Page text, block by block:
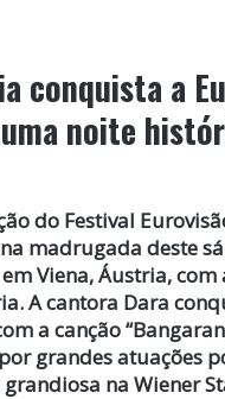
conquista a
noite
do Festival
madrugada deste
Viena, Áustria,
A cantora Dara
a canção
grandes atuações
na Wiener